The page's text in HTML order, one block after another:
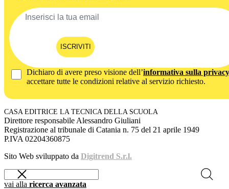
ISCRIVITI
Dichiaro di avere preso visione dell’informativa sulla privacy
accettare tutte le condizioni relative al servizio richiesto.
CASA EDITRICE LA TECNICA DELLA SCUOLA
Direttore responsabile Alessandro Giuliani
Registrazione al tribunale di Catania n. 75 del 21 aprile 1949
P.IVA 02204360875
Sito Web sviluppato da Digitrend S.r.l.
vai alla ricerca avanzata